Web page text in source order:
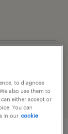
to diagnose
also use them to
either accept or
You can
in our cookie